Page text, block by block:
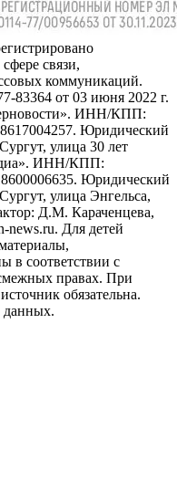
связи,
коммуникаций.
от 03 июня 2022 г.
ИНН/КПП:
Юридический
улица 30 лет
ИНН/КПП:
Юридический
улица Энгельса,
Д.М. Караченцева,
news.ru. Для детей
в соответствии с
правах. При
обязательна.
данных.